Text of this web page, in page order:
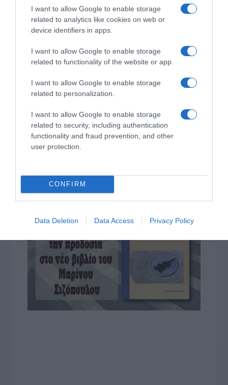
I want to allow Google to enable storage
related to analytics like cookies on web or
device identifiers in apps.
I want to allow Google to enable storage
related to functionality of the website or app.
I want to allow Google to enable storage
related to personalization.
I want to allow Google to enable storage
related to security, including authentication
functionality and fraud prevention, and other
user protection.
CONFIRM
Data Deletion Data Access Privacy Policy
Όλο και λιγοστεύουν τα παιδιά που γράφονται στην
Α΄ Δημοτικού
Το σχέδιο του Ισραήλ για τους Κούρδους
Δήμος Πειραιά: Ασχολήθηκε κανείς με τη σκαλωσιά
που κατέρρευσε ή μόνο οι… φωτογράφοι;